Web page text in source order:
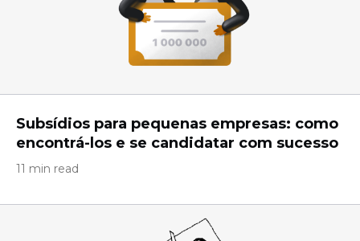
Subsídios para pequenas empresas: como
encontrá-los e se candidatar com sucesso
11 min read